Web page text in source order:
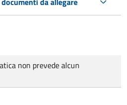
non prevede alcun